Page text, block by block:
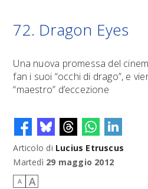
72. Dragon Eyes
Una nuova promessa del
fan i suoi “occhi di drago”, e
“maestro” d’eccezione
Articolo di Lucius Etruscus
Martedì 29 maggio 2012
A A